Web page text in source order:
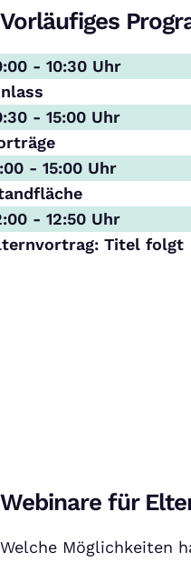
Vorläufiges
- 10:30 Uhr
- 15:00 Uhr
- 15:00 Uhr
- 12:50 Uhr
Titel folgt
Webinare für
Welche Möglichkeiten